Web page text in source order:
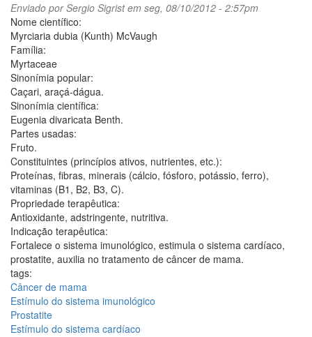
Enviado porSergio Sigristem seg, 08/10/2012 - 2:57pm
Nome científico:
Myrciaria dubia (Kunth) McVaugh
Família:
Myrtaceae
Sinonímia popular:
Caçari, araçá-dágua.
Sinonímia científica:
Eugenia divaricata Benth.
Partes usadas:
Fruto.
Constituintes (princípios ativos, nutrientes, etc.):
Proteínas, fibras, minerais (cálcio, fósforo, potássio, ferro),
vitaminas (B1, B2, B3, C).
Propriedade terapêutica:
Antioxidante, adstringente, nutritiva.
Indicação terapêutica:
Fortalece o sistema imunológico, estimula o sistema cardíaco,
prostatite, auxilia no tratamento de câncer de mama.
tags:
Câncer de mama
Estímulo do sistema imunológico
Prostatite
Estímulo do sistema cardíaco